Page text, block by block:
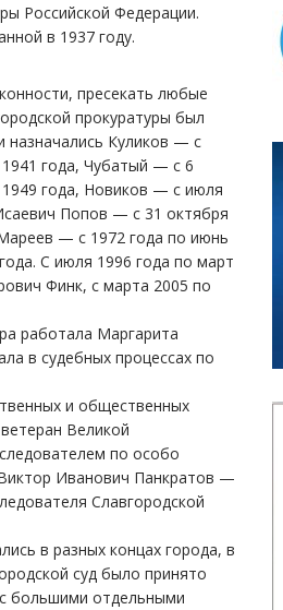
Российской Федерации.
в 1937 году.
пресекать любые
прокуратуры был
назначались Куликов — с
года, Чубатый — с 6
года, Новиков — с июля
Попов — с 31 октября
— с 1972 года по июнь
С июля 1996 года по март
Финк, с марта 2005 по
работала Маргарита
в судебных процессах по
и общественных
Великой
по особо
Иванович Панкратов —
Славгородской
в разных концах города, в
суд было принято
большими отдельными